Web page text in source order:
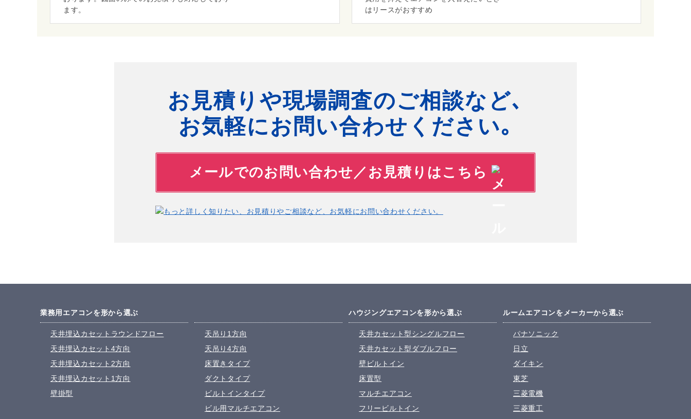
ます。
はリースがおすすめ
お見積りや現場調査のご相談など､
お気軽にお問い合わせください｡
メールでのお問い合わせ／ お見積りはこちら
業務用エアコンを形から選ぶ
天井埋込カセットラウンドフロー
天井埋込カセット4方向
天井埋込カセット2方向
天井埋込カセット1方向
壁掛型
天吊り1方向
天吊り4方向
床置きタイプ
ダクトタイプ
ビルトインタイプ
ビル用マルチエアコン
ハウジングエアコンを形から選ぶ
天井カセット型シングルフロー
天井カセット型ダブルフロー
壁ビルトイン
床置型
マルチエアコン
フリービルトイン
ルームエアコンをメーカーから選ぶ
パナソニック
日立
ダイキン
東芝
三菱電機
三菱重工